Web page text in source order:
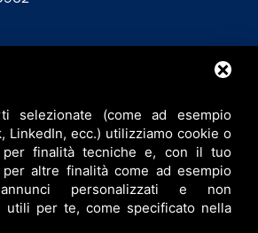
selezionate (come ad esempio
LinkedIn, ecc.) utilizziamo cookie o
per finalità tecniche e, con il tuo
altre finalità come ad esempio
personalizzati e non
utili per te, come specificato nella